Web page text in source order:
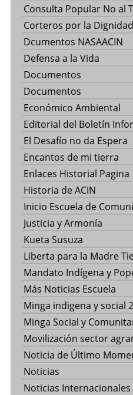
Consulta Popular No al
Corteros por la Dignidad
Dcumentos NASAACIN
Defensa a la Vida
Documentos
Documentos
Económico Ambiental
Editorial del Boletín
El Desafío no da Espera
Encantos de mi tierra
Enlaces Historial Pagina
Historia de ACIN
Inicio Escuela de
Justicia y Armonía
Kueta Susuza
Liberta para la Madre
Mandato Indígena y
Más Noticias Escuela
Minga indigena y social
Minga Social y
Movilización sector
Noticia de Último
Noticias
Noticias Internacionales